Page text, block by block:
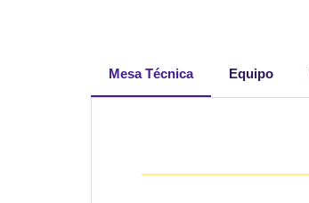
Mesa Técnica Equipo